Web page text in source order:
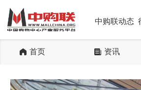
中购联动态
首页 资讯